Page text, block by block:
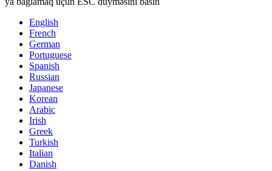
English
French
German
Portuguese
Spanish
Russian
Japanese
Korean
Arabic
Irish
Greek
Turkish
Italian
Danish